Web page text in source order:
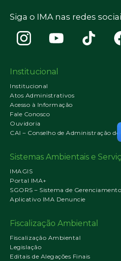
Siga o IMA nas redes
Institucional
Institucional
Atos Administrativos
Acesso à Informação
Fale Conosco
Ouvidoria
CAI – Conselho de Administração
Sistemas Ambientais e
IMAGIS
Portal IMA+
SGORS – Sistema de
Aplicativo IMA Denuncie
Fiscalização Ambiental
Fiscalização Ambiental
Legislação
Editais de Alegações Finais